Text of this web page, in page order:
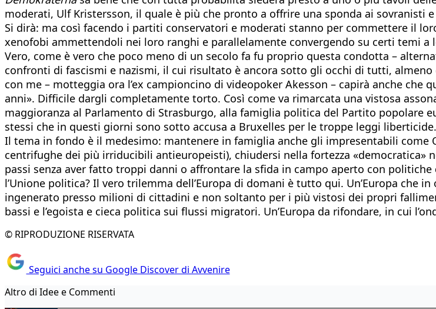
moderati, Ulf Kristersson, il quale è più che pronto a offrire una sponda ai sovranisti
Si dirà: ma così facendo i partiti conservatori e moderati stanno per commettere il
xenofobi ammettendoli nei loro ranghi e parallelamente convergendo su certi temi
Vero, come è vero che poco meno di un secolo fa fu proprio questa condotta –
confronti di fascismi e nazismi, il cui risultato è ancora sotto gli occhi di tutti,
con me – motteggia ora l’ex campioncino di videopoker Akesson – capirà anche
anni». Difficile dargli completamente torto. Così come va rimarcata una vistosa
maggioranza al Parlamento di Strasburgo, alla famiglia politica del Partito popolare
stessi che in questi giorni sono sotto accusa a Bruxelles per le troppe leggi liberticide.
Il tema in fondo è il medesimo: mantenere in famiglia anche gli impresentabili
centrifughe dei più irriducibili antieuropeisti), chiudersi nella fortezza «democratica»
passi senza aver fatto troppi danni o affrontare la sfida in campo aperto con
l’Unione politica? Il vero trilemma dell’Europa di domani è tutto qui. Un’Europa che
ingenerato presso milioni di cittadini e non soltanto per i più vistosi dei propri
bassi e l’egoista e cieca politica sui flussi migratori. Un’Europa da rifondare, in cui
© RIPRODUZIONE RISERVATA
Seguici anche su Google Discover di Avvenire
Altro di Idee e Commenti